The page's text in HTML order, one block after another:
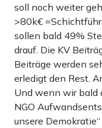
soll noch weiter
>80k€
sollen bald 49%
drauf. Die KV
Beiträge werden
erledigt den Rest.
Und wenn wir bald
NGO
unsere